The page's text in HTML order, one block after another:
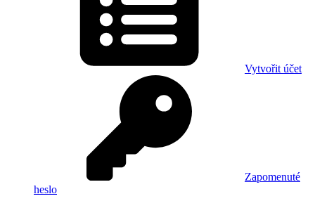
Vytvořit účet
Zapomenuté
heslo